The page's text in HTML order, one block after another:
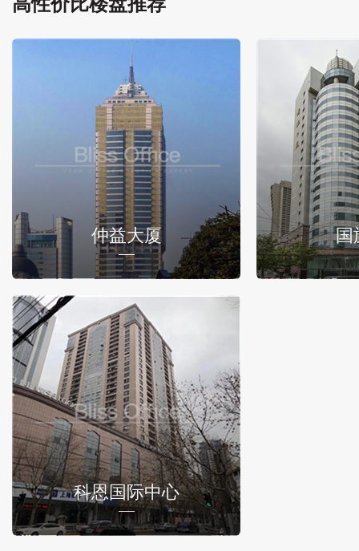
仲益大厦 国
科恩国际中心